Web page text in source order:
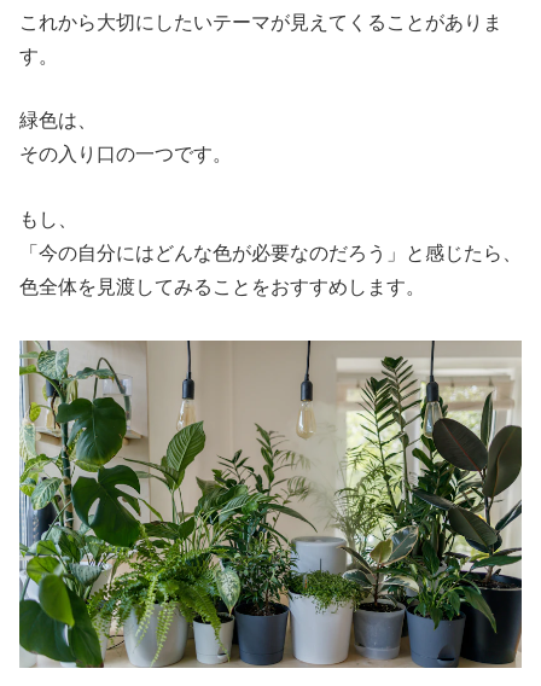
これから大切にしたいテーマが見えてくることがありま
す。
緑色は、
その入り口の一つです。
もし、
「今の自分にはどんな色が必要なのだろう」と感じたら、
色全体を見渡してみることをおすすめします。